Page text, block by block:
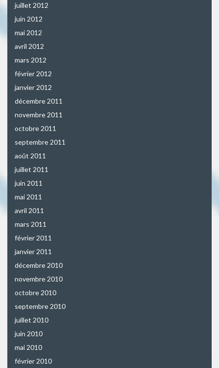
juillet 2012
juin 2012
mai 2012
avril 2012
mars 2012
février 2012
janvier 2012
décembre 2011
novembre 2011
octobre 2011
septembre 2011
août 2011
juillet 2011
juin 2011
mai 2011
avril 2011
mars 2011
février 2011
janvier 2011
décembre 2010
novembre 2010
octobre 2010
septembre 2010
juillet 2010
juin 2010
mai 2010
février 2010